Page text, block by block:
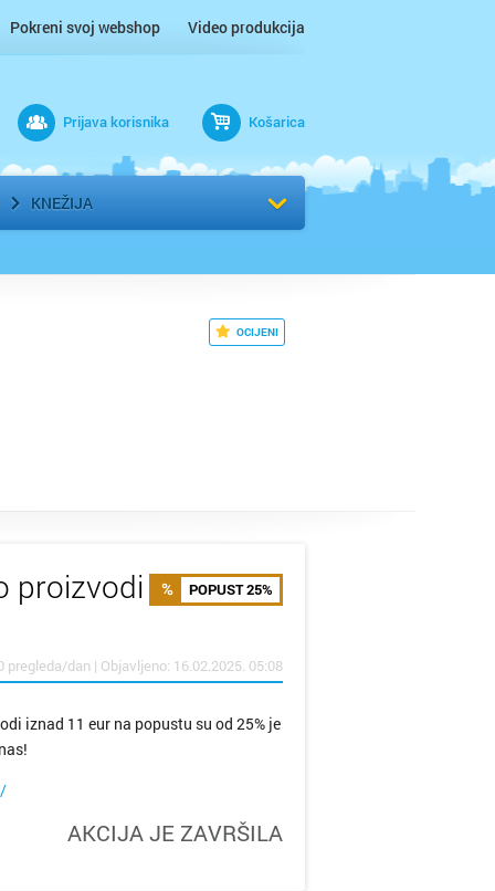
Pokreni svoj webshop Video produkcija
Prijava korisnika Košarica
KNEŽIJA
OCIJENI
POPUST 25%
proizvodi
pregleda/dan | Objavljeno: 16.02.2025. 05:08
iznad 11 eur na popustu su od 25% je
AKCIJA JE ZAVRŠILA